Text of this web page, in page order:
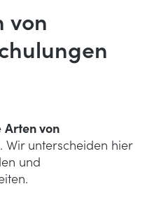
von
Arten von
. Wir unterscheiden hier
und